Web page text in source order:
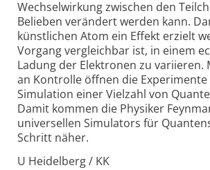
Wechselwirkung zwischen den
Belieben verändert werden kann.
künstlichen Atom ein Effekt erzielt
Vorgang vergleichbar ist, in einem
Ladung der Elektronen zu variieren.
an Kontrolle öffnen die
Simulation einer Vielzahl von
Damit kommen die Physiker
universellen Simulators für
Schritt näher.
U Heidelberg / KK